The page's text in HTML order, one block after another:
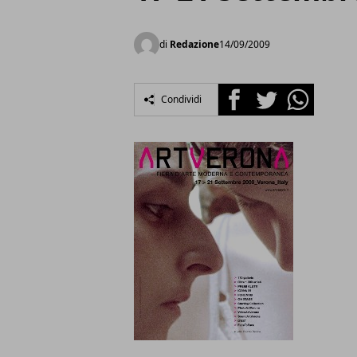
di Redazione14/09/2009
Condividi FacebookTwitterWhatsapp